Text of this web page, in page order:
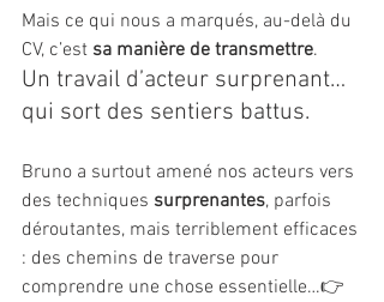
Mais ce qui nous a marqués, au-delà du
CV, c’est sa manière de transmettre.
Un travail d’acteur surprenant…
qui sort des sentiers battus.
Bruno a surtout amené nos acteurs vers
des techniques surprenantes, parfois
déroutantes, mais terriblement efficaces
: des chemins de traverse pour
comprendre une chose essentielle…👉